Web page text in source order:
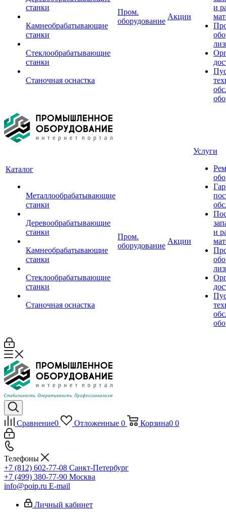
станки
Камнеобрабатывающие
станки
Стеклообрабатывающие
станки
Станочная оснастка
Пром.
оборудование
Акции
и
Каталог
Металлообрабатывающие
станки
Деревообрабатывающие
станки
Камнеобрабатывающие
станки
Стеклообрабатывающие
станки
Станочная оснастка
Пром.
оборудование
Акции
Услуги
и
Сравнение0 Отложенные 0 Корзина0 0
Телефоны
+7 (812) 602-77-08 Санкт-Петербург
+7 (499) 380-77-90 Москва
info@poip.ru E-mail
Личный кабинет